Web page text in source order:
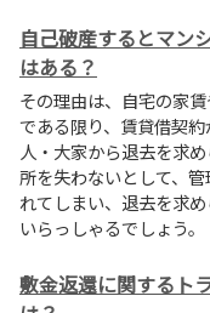
自己破産するとマン
はある？
その理由は、自宅の家賃
である限り、賃貸借契
人・大家から退去を求
所を失わないとして、
れてしまい、退去を求
いらっしゃるでしょう。
敷金返還に関するト